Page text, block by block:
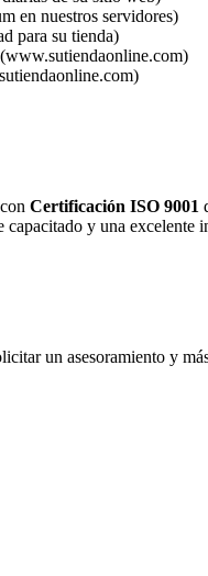
en nuestros servidores)
para su tienda)
Certificación ISO 9001
y una excelente
un asesoramiento y